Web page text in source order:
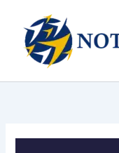
περιεχόμενο